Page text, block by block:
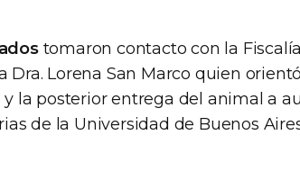
tomaron contacto con la
Dra. Lorena San Marco quien
la posterior entrega del animal a
de la Universidad de Buenos